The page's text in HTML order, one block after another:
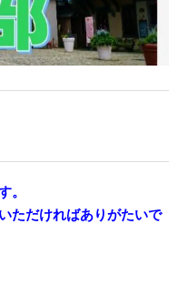
。
ただければありがたいで